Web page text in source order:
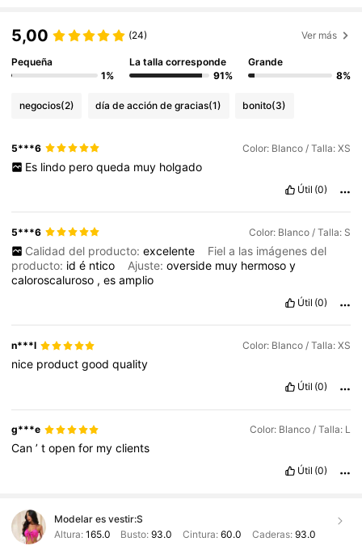
5,00 (24) Ver más
Pequeña
1%
La talla corresponde
91%
Grande
8%
negocios(2) día de acción de gracias(1) bonito(3)
5***6 Color: Blanco / Talla: XS
Es lindo pero queda muy holgado
Útil (0)
5***6 Color: Blanco / Talla: S
Calidad del producto: excelente
Fiel a las imágenes del
producto: idé ntico Ajuste:overside muy hermosoy
caloroscaluroso ,esamplio
Útil (0)
n***l Color: Blanco / Talla: XS
nice productgoodquality
Útil (0)
g***e Color: Blanco / Talla: L
Can’topenfor myclients
Útil (0)
Modelar es vestir:S
Altura: 165.0 Busto:93.0 Cintura: 60.0 Caderas: 93.0